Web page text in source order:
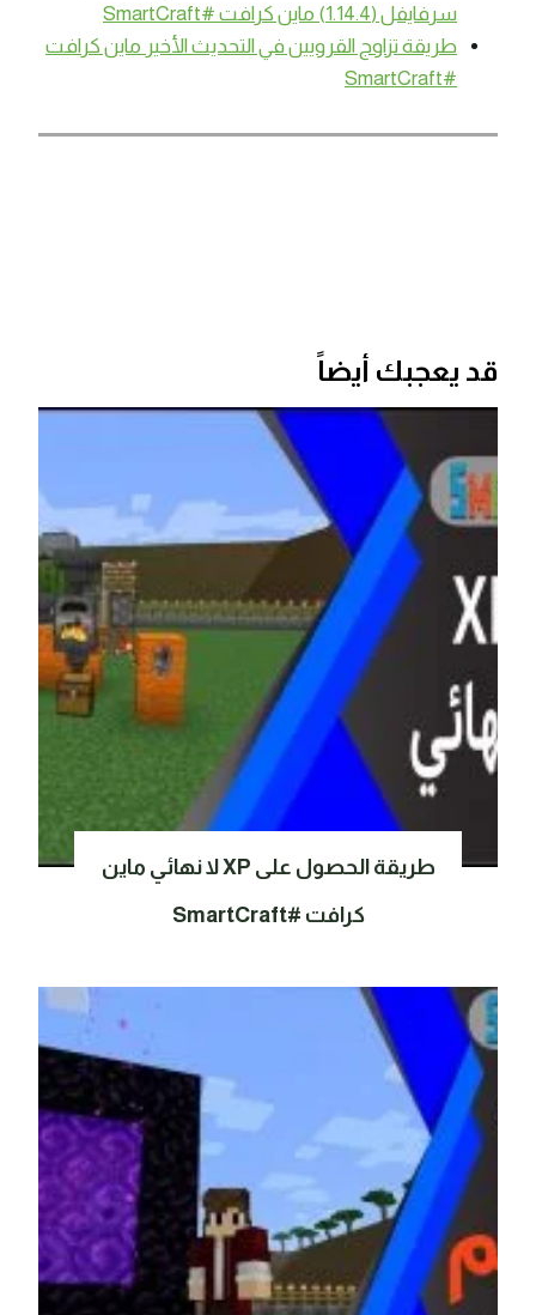
سرفايفل (1.14.4) ماين كرافت #SmartCraft
طريقة تزاوج القرويين في التحديث الأخير ماين كرافت
#SmartCraft
قد يعجبك أيضاً
طريقة الحصول على XP لا نهائي ماين
كرافت #SmartCraft